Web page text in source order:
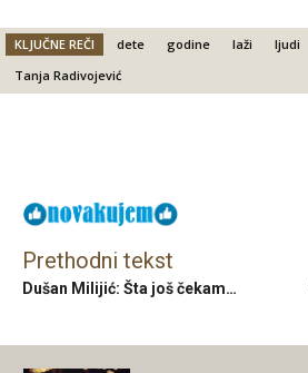
KLJUČNE REČI dete godine laži ljudi
Tanja Radivojević
Prethodni tekst
Dušan Milijić: Šta još čekam…